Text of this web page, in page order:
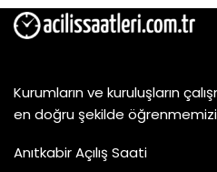
Kurumların ve kuruluşların
en doğru şekilde
Anıtkabir Açılış Saati